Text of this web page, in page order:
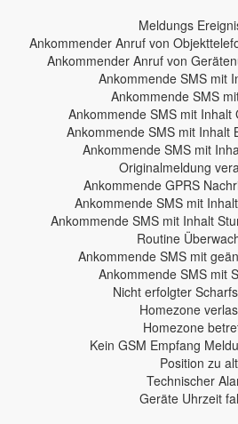
Meldungs
Ankommender Anruf von
Ankommender Anruf von
Ankommende SMS mit
Ankommende SMS
Ankommende SMS mit Inhalt
Ankommende SMS mit Inhalt
Ankommende SMS mit
Originalmeldung
Ankommende GPRS
Ankommende SMS mit
Ankommende SMS mit Inhalt
Routine
Ankommende SMS mit
Ankommende SMS mit
Nicht erfolgter
Homezone
Homezone
Kein GSM Empfang
Position zu alt
Technischer
Geräte Uhrzeit